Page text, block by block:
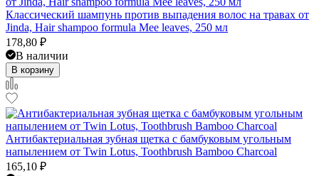
Классический шампунь против выпадения волос на травах от
Jinda, Hair shampoo formula Mee leaves, 250 мл
178,80 ₽
В наличии
В корзину
Антибактериальная зубная щетка с бамбуковым угольным
напылением от Twin Lotus, Toothbrush Bamboo Charcoal
165,10 ₽